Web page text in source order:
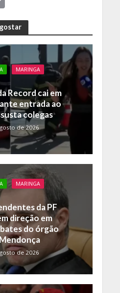
o
p
y
Li
n
k
MARINGA
Record cai em
entrada ao
colegas
de 2026
MARINGA
da PF
direção em
do órgão
de 2026